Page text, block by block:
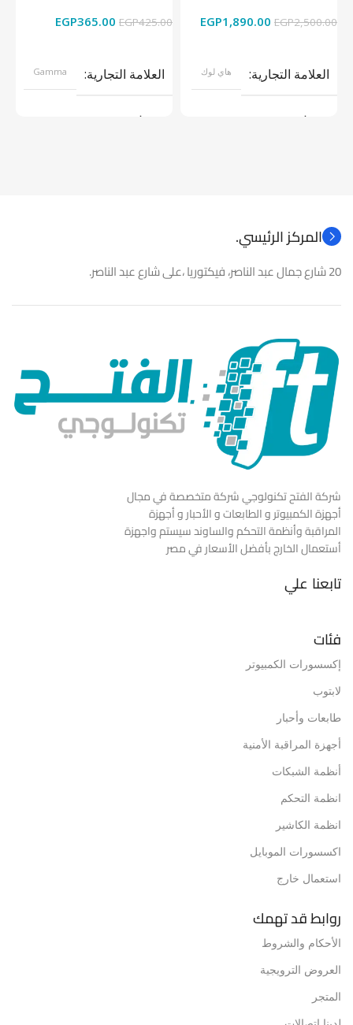
EGP2,500.00
EGP1,890.00
العلامة التجارية هاي لوك
موديل
EGP425.00
EGP365.00
العلامة التجارية Gamma
موديل
المركز الرئيسي.
20 شارع جمال عبد الناصر، فيكتوريا ،على شارع عبد الناصر.
شركة الفتح تكنولوجي شركة متخصصة في مجال
أجهزة الكمبيوتر و الطابعات و الأحبار و أجهزة
المراقبة وأنظمة التحكم والساوند سيستم واجهزة
أستعمال الخارج بأفضل الأسعار في مصر
تابعنا علي
فئات
إكسسورات الكمبيوتر
لابتوب
طابعات وأحبار
أجهزة المراقبة الأمنية
أنظمة الشبكات
انظمة التحكم
انظمة الكاشير
اكسسورات الموبايل
استعمال خارج
روابط قد تهمك
الأحكام والشروط
العروض الترويجية
المتجر